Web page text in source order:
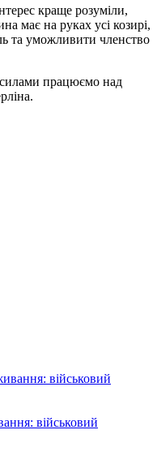
краще розуміли,
має на руках усі козирі,
та уможливити членство
працюємо над
військовий